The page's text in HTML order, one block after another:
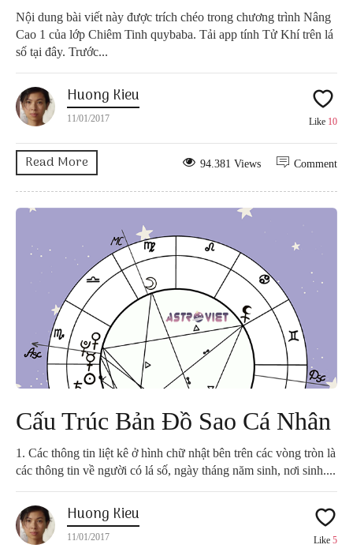
Nội dung bài viết này được trích chéo trong chương trình Nâng
Cao 1 của lớp Chiêm Tinh quybaba. Tải app tính Tử Khí trên lá
số tại đây. Trước...
Huong Kieu
11/01/2017 Like 10
Read More Comment
94.381 Views
Cấu Trúc Bản Đồ Sao Cá Nhân
1. Các thông tin liệt kê ở hình chữ nhật bên trên các vòng tròn là
các thông tin về người có lá số, ngày tháng năm sinh, nơi sinh....
Huong Kieu
11/01/2017 Like 5